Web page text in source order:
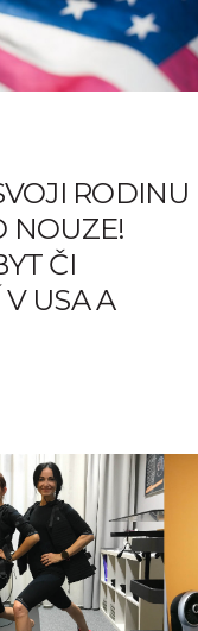
RODINU
NOUZE!
ČI
USA A